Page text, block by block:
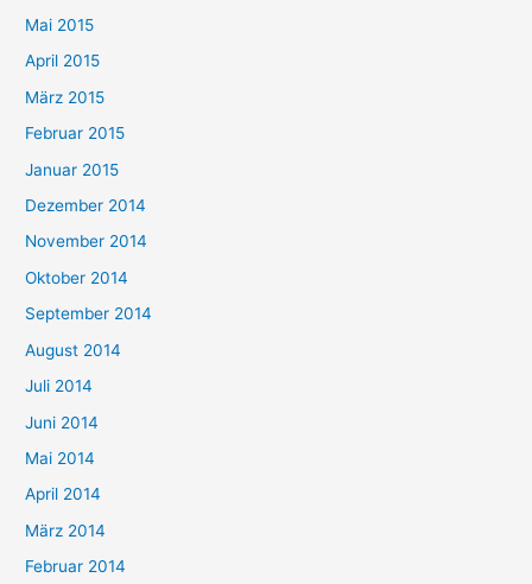
Mai 2015
April 2015
März 2015
Februar 2015
Januar 2015
Dezember 2014
November 2014
Oktober 2014
September 2014
August 2014
Juli 2014
Juni 2014
Mai 2014
April 2014
März 2014
Februar 2014